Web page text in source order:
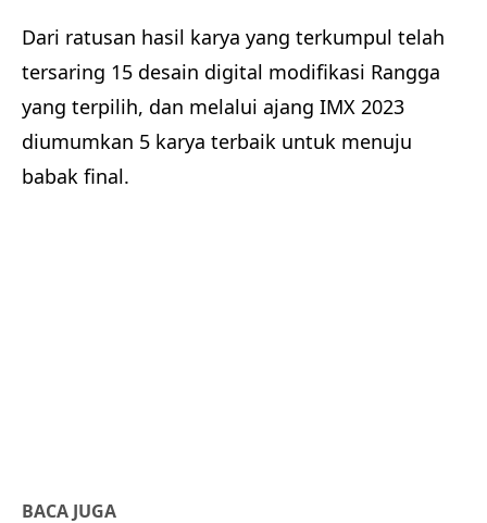
Dari ratusan hasil karya yang terkumpul telah
tersaring 15 desain digital modifikasi Rangga
yang terpilih, dan melalui ajang IMX 2023
diumumkan 5 karya terbaik untuk menuju
babak final.
BACA JUGA